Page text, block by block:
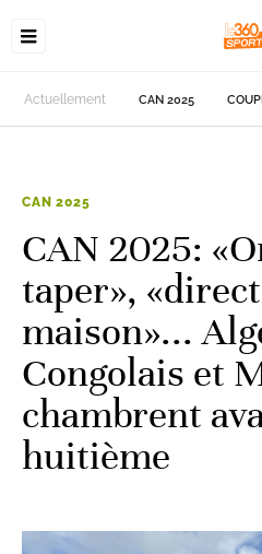
Actuellement CAN 2025
CAN 2025
CAN 2025:
taper»,
maison»...
Congolais et
chambrent
huitième